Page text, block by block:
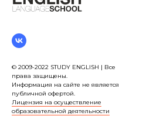
© 2009-2022 STUDY ENGLISH | Все
права защищены.
Информация на сайте не является
публичной офертой.
Лицензия на осуществление
образовательной деятельности